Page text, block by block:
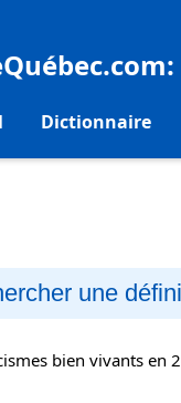
Dictionnaire
une
bien vivants en